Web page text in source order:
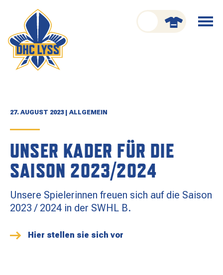
Menü
öffnen
schliessen
CLUB
GESCHICHTE
TEAM
SPIELPLAN
RESULTATE
MATCHBESUCH
27. AUGUST 2023 | ALLGEMEIN
UNSER KADER FÜR DIE
SAISON 2023/2024
Unsere Spielerinnen freuen sich auf die Saison
2023 / 2024 in der SWHL B.
Hier stellen sie sich vor